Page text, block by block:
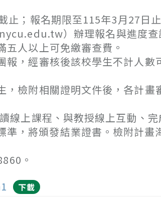
；報名期限至115年3月27日
）辦理報名與進度查
人以上可免繳審查費。
，經審核後該校學生不計人數
檢附相關證明文件後，各計畫
線上課程、與教授線上互動、
準，將頒發結業證書。檢附計畫
。
下載